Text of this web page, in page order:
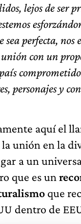
lejos de ser
perfecta, nos
con un
personajes y
aquí el
unión en la
a un
que es un
que
dentro de